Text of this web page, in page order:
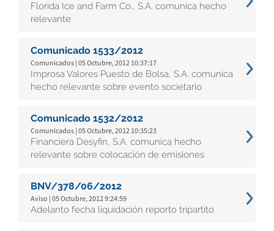
Florida Ice and Farm Co., S.A. comunica hecho
relevante
Comunicado 1533/2012
Comunicados | 05 Octubre, 2012 10:37:17
Improsa Valores Puesto de Bolsa, S.A. comunica
hecho relevante sobre evento societario
Comunicado 1532/2012
Comunicados | 05 Octubre, 2012 10:35:23
Financiera Desyfin, S.A. comunica hecho
relevante sobre colocación de emisiones
BNV/378/06/2012
Aviso | 05 Octubre, 2012 9:24:59
Adelanto fecha liquidación reporto tripartito